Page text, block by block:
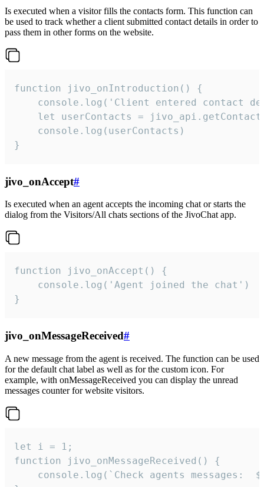
Is executed when a visitor fills the contacts form. This function can
be used to track whether a client submitted contact details in order to
pass them in other forms on the website.
function jivo_onIntroduction() {
console.log('Client entered contact
let userContacts =
    console.log(userContacts)
}
jivo_onAccept#
Is executed when an agent accepts the incoming chat or starts the
dialog from the Visitors/All chats sections of the JivoChat app.
function jivo_onAccept() {
}
jivo_onMessageReceived#
A new message from the agent is received. The function can be used
for the default chat label as well as for the custom icon. For
example, with onMessageReceived you can display the unread
messages counter for website visitors.
let i = 1;
function jivo_onMessageReceived() {